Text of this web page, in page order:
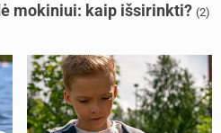
mokiniui: kaip išsirinkti? (2)